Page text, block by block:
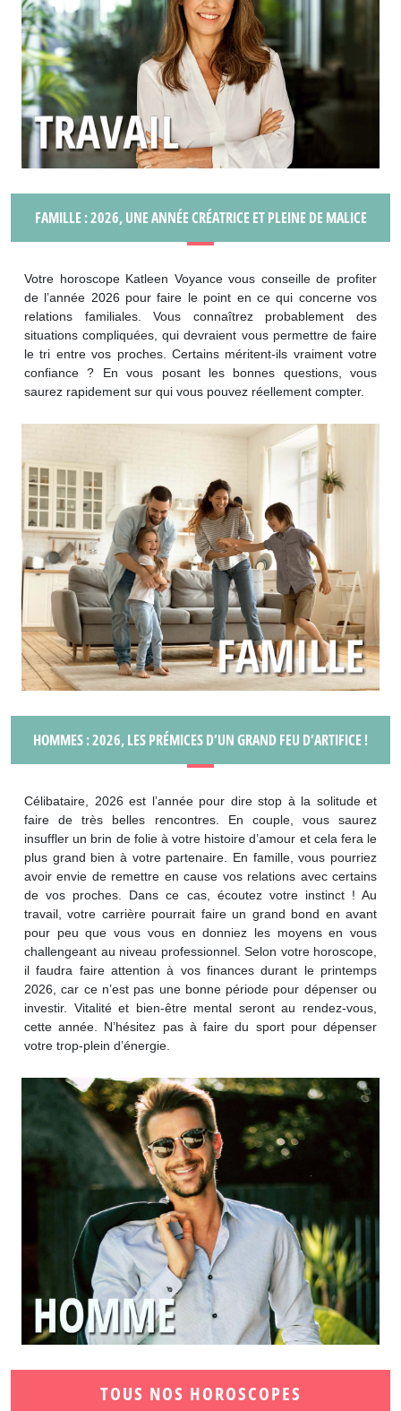
TOUS NOS HOROSCOPES
FAMILLE : 2026, UNE ANNÉE CRÉATRICE ET PLEINE DE MALICE
Votre horoscope Katleen Voyance vous conseille de profiter
de l’année 2026 pour faire le point en ce qui concerne vos
relations familiales. Vous connaîtrez probablement des
situations compliquées, qui devraient vous permettre de faire
le tri entre vos proches. Certains méritent-ils vraiment votre
confiance ? En vous posant les bonnes questions, vous
saurez rapidement sur qui vous pouvez réellement compter.
HOMMES : 2026, LES PRÉMICES D’UN GRAND FEU D’ARTIFICE !
Célibataire, 2026 est l’année pour dire stop à la solitude et
faire de très belles rencontres. En couple, vous saurez
insuffler un brin de folie à votre histoire d’amour et cela fera le
plus grand bien à votre partenaire. En famille, vous pourriez
avoir envie de remettre en cause vos relations avec certains
de vos proches. Dans ce cas, écoutez votre instinct ! Au
travail, votre carrière pourrait faire un grand bond en avant
pour peu que vous vous en donniez les moyens en vous
challengeant au niveau professionnel. Selon votre horoscope,
il faudra faire attention à vos finances durant le printemps
2026, car ce n’est pas une bonne période pour dépenser ou
investir. Vitalité et bien-être mental seront au rendez-vous,
cette année. N’hésitez pas à faire du sport pour dépenser
votre trop-plein d’énergie.